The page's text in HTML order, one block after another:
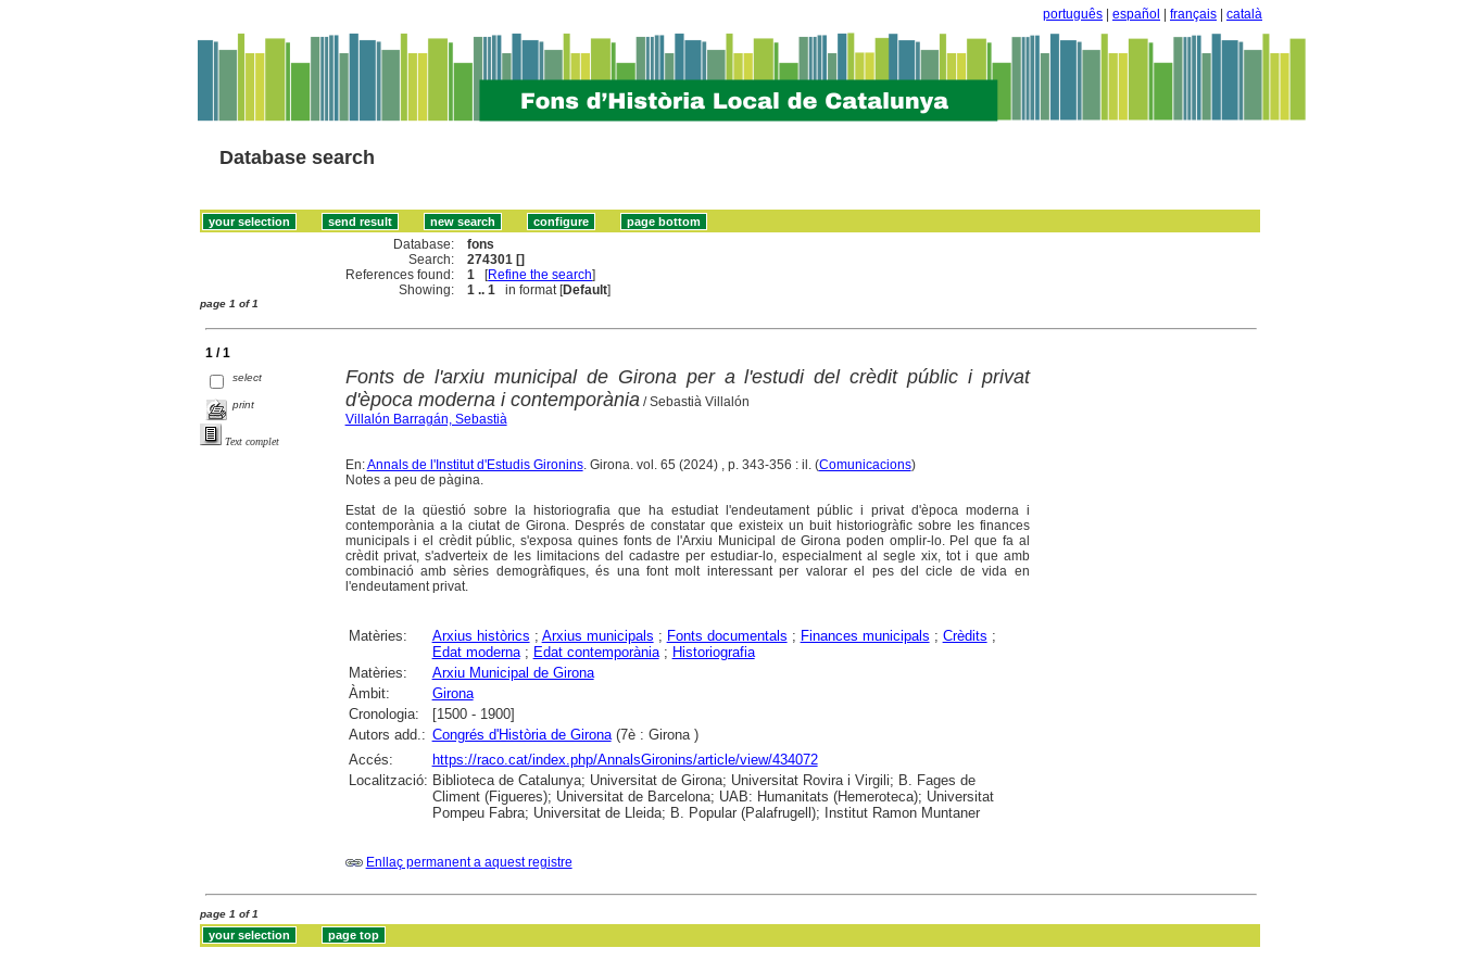
português español français català
Database search
Database:
fons
Search:
274301 []
References found:
1 [Refine the search]
Showing:
1 .. 1 in format [Default]
page 1 of 1
1 / 1
select
print
Text complet
Fonts de l'arxiu municipal de Girona per a l'estudi del crèdit públic i privat
d'època moderna i contemporània/ Sebastià Villalón
Villalón Barragán, Sebastià
En:Annals de l'Institut d'Estudis Gironins. Girona. vol. 65 (2024) , p. 343-356 : il. (Comunicacions)
Notes a peu de pàgina.
Estat de la qüestió sobre la historiografia que ha estudiat l'endeutament públic i privat d'època moderna i
contemporània a la ciutat de Girona. Després de constatar que existeix un buit historiogràfic sobre les finances
municipals i el crèdit públic, s'exposa quines fonts de l'Arxiu Municipal de Girona poden omplir-lo. Pel que fa al
crèdit privat, s'adverteix de les limitacions del cadastre per estudiar-lo, especialment al segle xix, tot i que amb
combinació amb sèries demogràfiques, és una font molt interessant per valorar el pes del cicle de vida en
l'endeutament privat.
Matèries: Arxius històrics ; Arxius municipals ; Fonts documentals ; Finances municipals ; Crèdits ;
Edat moderna; Edat contemporània; Historiografia
Matèries:
Arxiu Municipal de Girona
Àmbit:
Girona
Cronologia:
[1500 - 1900]
Autors add.: Congrés d'Història de Girona(7è : Girona )
Accés:
https://raco.cat/index.php/AnnalsGironins/article/view/434072
Localització: Biblioteca de Catalunya; Universitat de Girona; Universitat Rovira i Virgili; B. Fages de
Climent (Figueres); Universitat de Barcelona; UAB: Humanitats (Hemeroteca); Universitat
Pompeu Fabra; Universitat de Lleida; B. Popular (Palafrugell); Institut Ramon Muntaner
Enllaç permanent a aquest registre
page 1 of 1